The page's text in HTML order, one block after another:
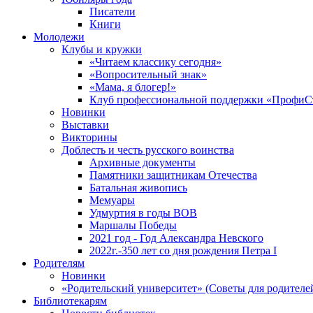
Писатели
Книги
Молодежи
Клубы и кружки
«Читаем классику сегодня»
«Вопросительный знак»
«Мама, я блогер!»
Клуб профессиональной поддержки
Новинки
Выставки
Викторины
Доблесть и честь русского воинства
Архивные документы
Памятники защитникам Отечества
Батальная живопись
Мемуары
Удмуртия в годы ВОВ
Маршалы Победы
2021 год - Год Александра Невского
2022г.-350 лет со дня рождения Петра I
Родителям
Новинки
«Родительский университет» (Советы для
Библиотекарям